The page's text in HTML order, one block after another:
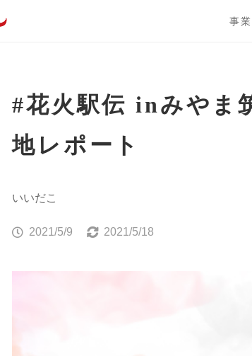
事
#花火駅伝 inみやま
地レポート
いいだこ
2021/5/9 2021/5/18